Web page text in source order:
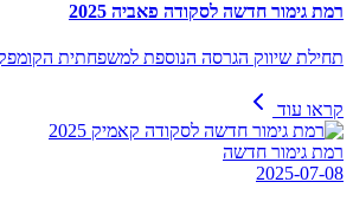
רמת גימור חדשה לסקודה פאביה 2025
תחילת שיווק הגרסה הנוספת למשפחתית
קראו עוד
רמת גימור חדשה
2025-07-08